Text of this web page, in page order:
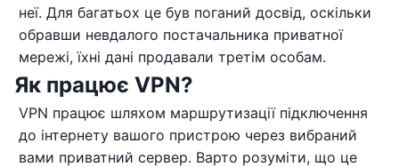
неї. Для багатьох це був поганий досвід, оскільки
обравши невдалого постачальника приватної
мережі, їхні дані продавали третім особам.
Як працює VPN?
VPN працює шляхом маршрутизації підключення
до інтернету вашого пристрою через вибраний
вами приватний сервер. Варто розуміти, що це